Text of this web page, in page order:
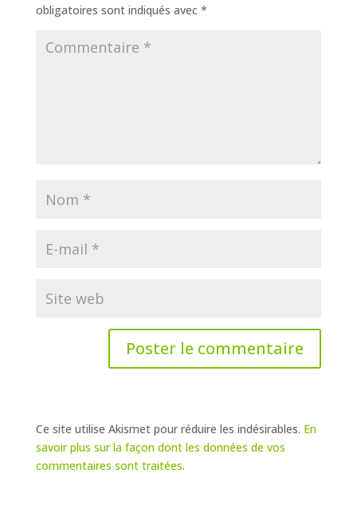
obligatoires sont indiqués avec *
Ce site utilise Akismet pour réduire les indésirables. En
savoir plus sur la façon dont les données de vos
commentaires sont traitées.